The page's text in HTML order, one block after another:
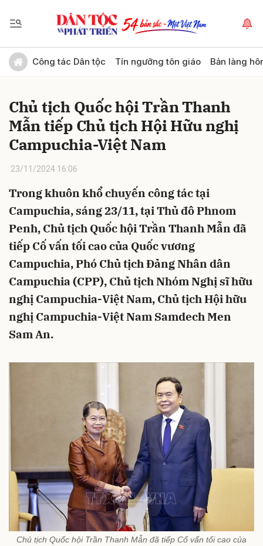
Công tác Dân tộc Tín ngưỡng tôn giáo Bản làng
Chủ tịch Quốc hội Trần Thanh
Mẫn tiếp Chủ tịch Hội Hữu nghị
Campuchia-Việt Nam
23/11/2024 16:06
Trong khuôn khổ chuyến công tác tại
Campuchia, sáng 23/11, tại Thủ đô Phnom
Penh, Chủ tịch Quốc hội Trần Thanh Mẫn đã
tiếp Cố vấn tối cao của Quốc vương
Campuchia, Phó Chủ tịch Đảng Nhân dân
Campuchia (CPP), Chủ tịch Nhóm Nghị sĩ hữu
nghị Campuchia-Việt Nam, Chủ tịch Hội hữu
nghị Campuchia-Việt Nam Samdech Men
Sam An.
Chủ tịch Quốc hội Trần Thanh Mẫn đã tiếp Cố vấn tối cao của
Gửi bình luận